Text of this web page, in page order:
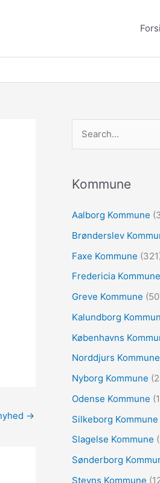
→
e
t
e
r
:
Kommune
Aalborg Kommune
Brønderslev
Faxe Kommune
Fredericia Kommune
Greve Kommune
Kalundborg
Københavns
Norddjurs Kommune
Nyborg Kommune
Odense Kommune
Silkeborg Kommune
Slagelse Kommune
Sønderborg
Stevns Kommune